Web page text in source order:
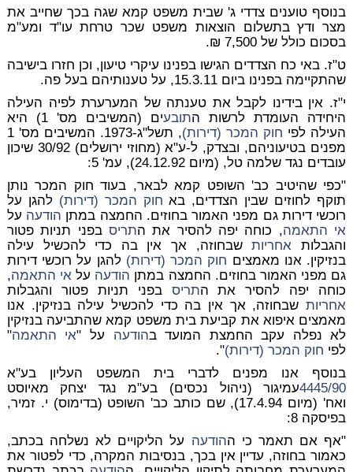
בנוסף טוענים צדדי ג' שבית משפט קמא שגה בכך שחייב את
מצר ודץ בתשלום הוצאות משפט שכר טרחת עו"ד ומע"מ
בסכום כולל של 7,500 ₪.
ט"ז. באי כח הצדדים הגישו בפנינו עיקרי טיעון, וכן חזרו בישיבה
שהתקיימה בפנינו ביום 15.3.11, על טענותיהם בעל פה.
י"ז. אין בידינו לקבל את טענתה של המערערת לפיה העילה
היחידה העומדת לרשות התובע
ים (המשיבים מס' 1) היא
העילה לפי חוק המכר (דירות)
, תשל"ג-1973. המשיבים מס' 1
מפנים בטיעוניהם, ובצדק, ל-ע"א (מחוזי ירושלים) 30/92
שיכון
עובדים נגד שלמה טל, (מיום 24.12.92), עמ' 5:
"כפי שהיטיב כב' השופט קמא לבאר, בעוד חוק המכרנותן
תוקף לחוזים שבין הצדדים, בא חוק המכר (דירות) להגן על
רוכשי דירות גם מפני האמור בחוזים. החמצה במתן הודעה על
אי התאמה, כוחה יפה להסיר את התריס בפני תניות פטור
והגבלות אחריותשבחוזה, אך אין בה כדי להכשיל עילה
בנזיקין. אנו מאמצים חוק המכר (דירות) להגן על רוכשי דירות
גם מפני האמור בחוזים. החמצה במתן הודעה על אי התאמה,
כוחה יפה להסיר את התריס בפני תניות פטור והגבלות
אחריותשבחוזה, אך אין בה כדי להכשיל עילה בנזיקין. אנו
מאמצים איפוא את קביעת בית משפט קמא שהתביעה בנזיקין
לא נפלה עקב החמצת המועד בהודעה על "אי התאמה"
לפי חוק המכר (דירות)".
בנוסף אנו מפנים לדברי בית המשפט העליוןבע"א
4445/90עמיגור (ניהול נכסים) בע"מ נגד יצחק מאיוסט
ואח' (מיום 17.4.94) ,שם כותב כב' השופט (בדימוס) י. זמיר,
בפיסקה 8:
"אף אם תאמר כי ההודעה על הליקויים לא נשלחה בכתב,
כאמור בחוזה, עדיין אין בכך, בנסיבות המקרה, כדי לפטור את